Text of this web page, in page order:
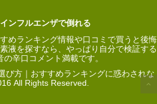
ンフルエンザで倒れる
めランキング情報や口コミで買うと後悔
液を探すなら、やっぱり自分で検証する
の辛口コメント満載です。
び方｜おすすめランキングに惑わされな
All Rights Reserved.